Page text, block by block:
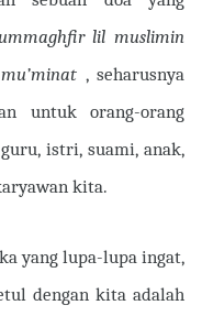
lil muslimin
, seharusnya
untuk orang-orang
istri, suami, anak,
kita.
yang lupa-lupa ingat,
dengan kita adalah